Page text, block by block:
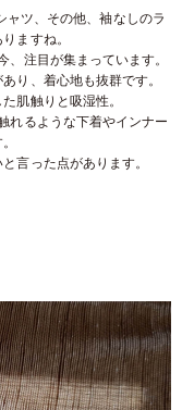
ャツ、その他、袖なしのラ
ますね。
注目が集まっています。
り、着心地も抜群です。
肌触りと吸湿性。
れるような下着やインナー
言った点があります。